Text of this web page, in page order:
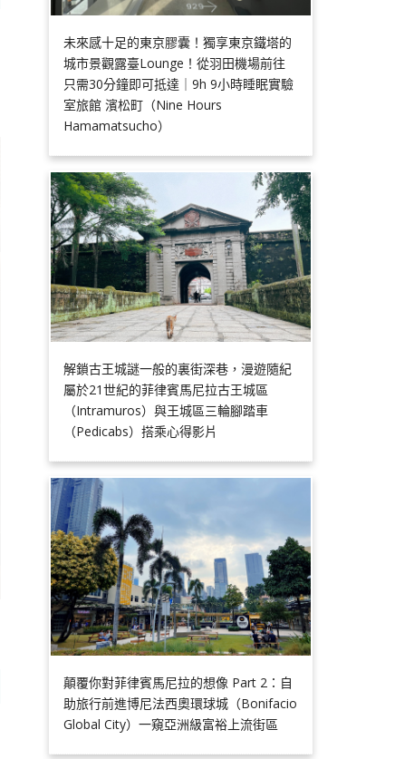
未來感十足的東京膠囊！獨享東京鐵塔的
城市景觀露臺Lounge！從羽田機場前往
只需30分鐘即可抵達｜9h 9小時睡眠實驗
室旅館 濱松町（Nine Hours
Hamamatsucho）
解鎖古王城謎一般的裏街深巷，漫遊隨紀
屬於21世紀的菲律賓馬尼拉古王城區
（Intramuros）與王城區三輪腳踏車
（Pedicabs）搭乘心得影片
顛覆你對菲律賓馬尼拉的想像 Part 2：自
助旅行前進博尼法西奧環球城（Bonifacio
Global City）一窺亞洲級富裕上流街區